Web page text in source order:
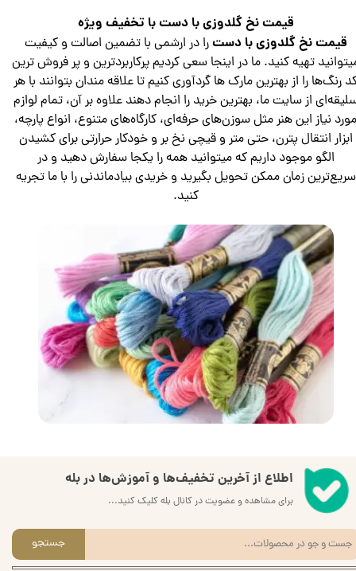
قیمت نخ گلدوزی با دست با تخفیف ویژه
قیمت نخ گلدوزی با دسترا در ارشمی با تضمین اصالت و کیفیت
تهیه کنید. ما در اینجا سعی کردیم پرکاربردترین و پر فروش ترین
رنگ‌ها را از بهترین مارک ها گردآوری کنیم تا علاقه مندان بتوانند با هر
از سایت ما، بهترین خرید را انجام دهند علاوه بر آن، تمام لوازم
نیاز این هنر مثل سوزن‌های حرفه‌ای، کارگاه‌های متنوع، انواع پارچه،
ابزار انتقال پترن، حتی متر و قیچی نخ بر و خودکار حرارتی برای کشیدن
الگو موجود داریم که میتوانید همه را یکجا سفارش دهید و در
سریع‌ترین زمان ممکن تحویل بگیرید و خریدی بیادماندنی را با ما تجریه
کنید.
اطلاع از آخرین تخفیف‌ها و آموزش‌ها در بله
برای مشاهده و عضویت در کانال بله کلیک کنید...
جستجو